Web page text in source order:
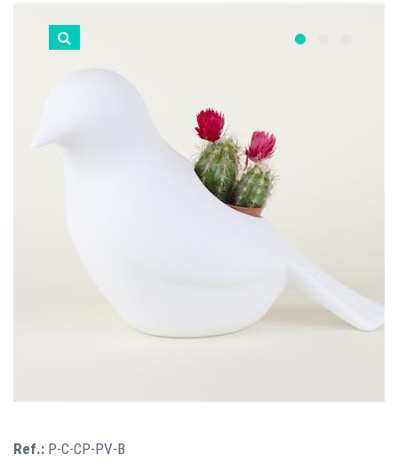
Ref.: P-C-CP-PV-B